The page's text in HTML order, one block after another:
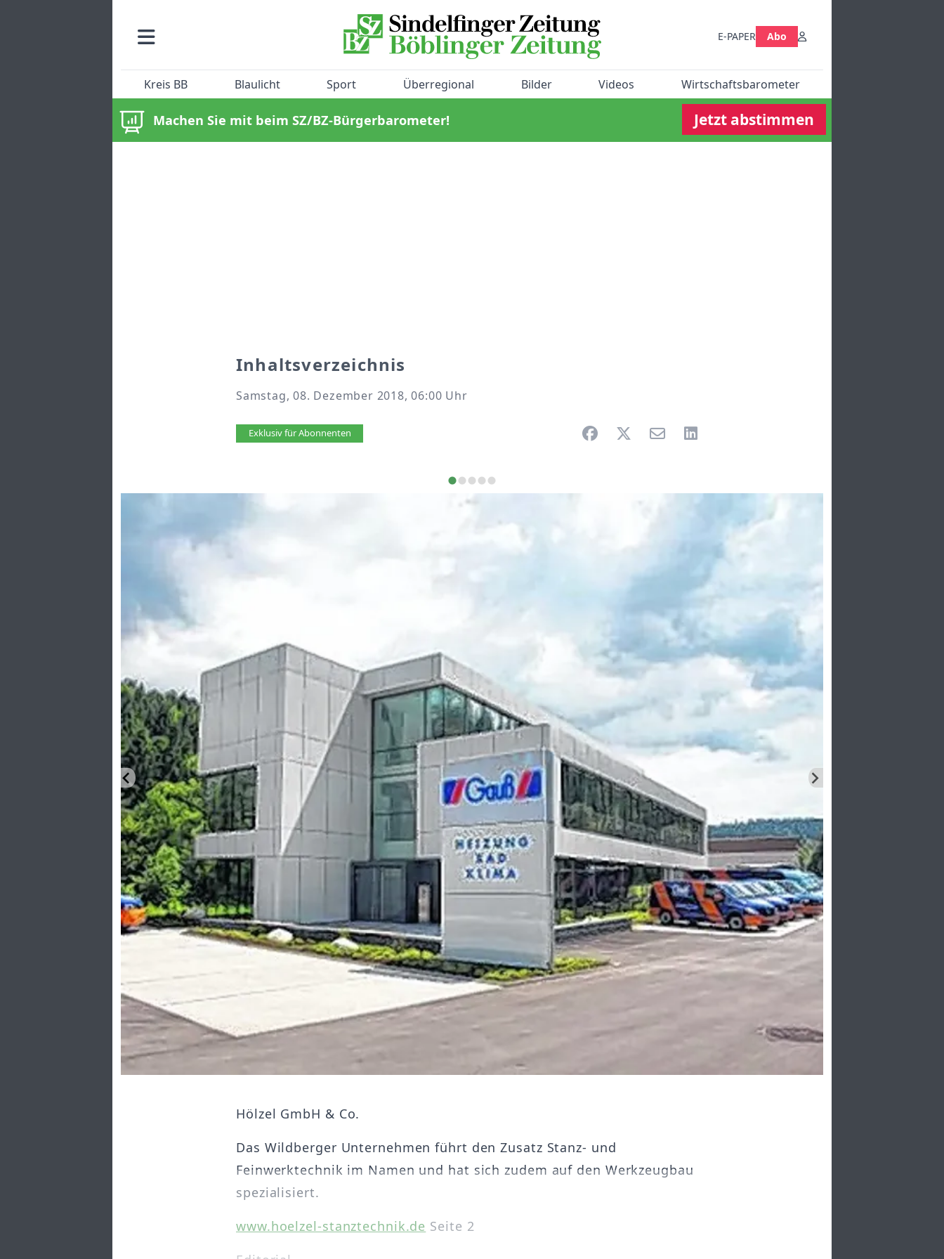
E-PAPER Abo
Kreis BB Blaulicht Sport Überregional Bilder Videos Wirtschaftsbarometer
Machen Sie mit beim SZ/BZ-Bürgerbarometer! Jetzt abstimmen
Inhaltsverzeichnis
Samstag, 08. Dezember 2018, 06:00 Uhr
Artikel vorlesen
Exklusiv für Abonnenten
Hölzel GmbH & Co.
Das Wildberger Unternehmen führt den Zusatz Stanz- und
Feinwerktechnik im Namen und hat sich zudem auf den Werkzeugbau
spezialisiert.
www.hoelzel-stanztechnik.de Seite 2